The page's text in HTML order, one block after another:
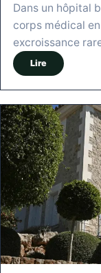
Dans un hôpital
corps médical
excroissance
Lire